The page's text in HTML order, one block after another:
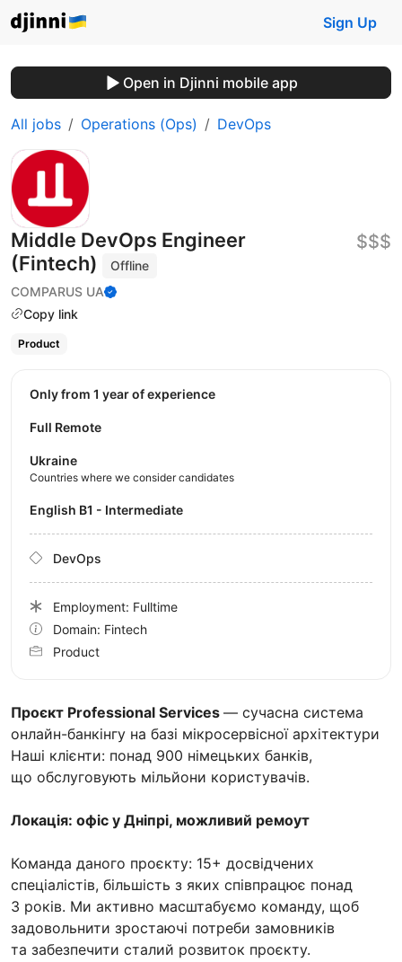
Sign Up
Open in Djinni mobile app
All jobs Operations (Ops) DevOps
Middle DevOps Engineer
(Fintech)
Offline
COMPARUS UA
Copy link
$$$
Product
Проєкт Professional Services — сучасна система
онлайн-банкінгу на базі мікросервісної архітектури
Наші клієнти: понад 900 німецьких банків,
що обслуговують мільйони користувачів.
Локація: офіс у Дніпрі, можливий ремоут
Команда даного проєкту: 15+ досвідчених
спеціалістів, більшість з яких співпрацює понад
3 років. Ми активно масштабуємо команду, щоб
задовольнити зростаючі потреби замовників
та забезпечити сталий розвиток проєкту.
Only from 1 year of experience
Full Remote
Ukraine
Countries where we consider candidates
English B1 - Intermediate
DevOps
Employment: Fulltime
Domain: Fintech
Product